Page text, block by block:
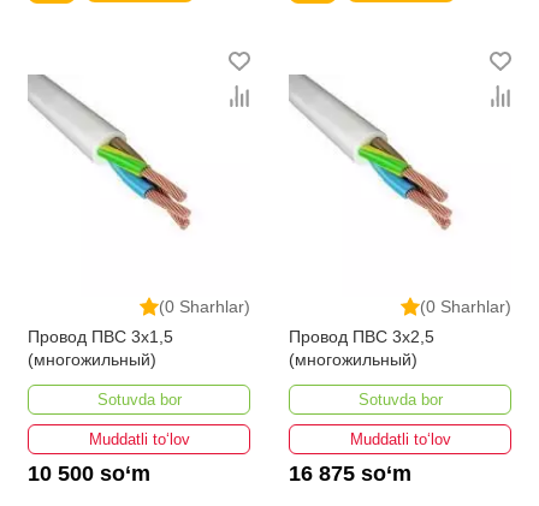
(0 Sharhlar)
Провод ПВС 3х1,5
(многожильный)
Sotuvda bor
Muddatli to‘lov
10 500 so‘m
(0 Sharhlar)
Провод ПВС 3х2,5
(многожильный)
Sotuvda bor
Muddatli to‘lov
16 875 so‘m